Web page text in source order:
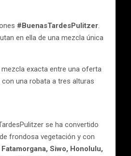
#BuenasTardesPulitzer.
en ella de una mezcla única
exacta entre una oferta
una robata a tres alturas
se ha convertido
frondosa vegetación y con
Siwo, Honolulu,